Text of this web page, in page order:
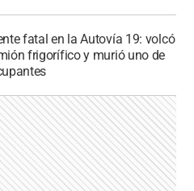
fatal en la Autovía 19: volcó
frigorífico y murió uno de